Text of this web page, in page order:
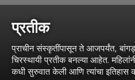
प्रतीक
प्राचीन संस्कृतींपासून ते आजपर्यंत,
चिरस्थायी प्रतीक बनल्या आहेत.
कधी सुरुवात केली आणि त्यांचा इतिहास